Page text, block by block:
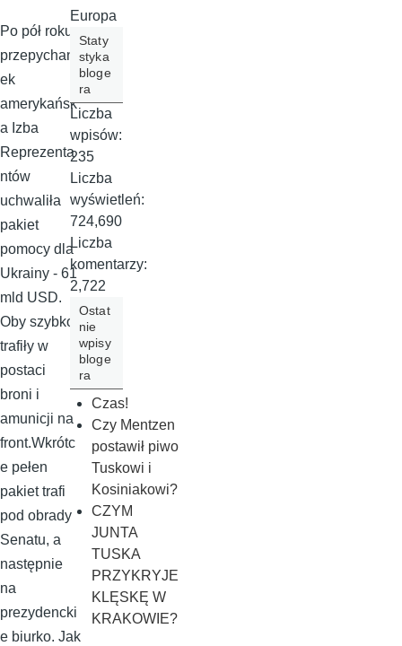
Po pół roku
przepychan
ek
amerykańsk
a Izba
Reprezenta
ntów
uchwaliła
pakiet
pomocy dla
Ukrainy - 61
mld USD.
Oby szybko
trafiły w
postaci
broni i
amunicji na
front.Wkrótc
e pełen
pakiet trafi
pod obrady
Senatu, a
następnie
na
prezydencki
e biurko. Jak
Europa
Staty
styka
bloge
ra
Liczba
wpisów:
235
Liczba
wyświetleń:
724,690
Liczba
komentarzy:
2,722
Ostat
nie
wpisy
bloge
ra
Czas!
Czy Mentzen
postawił piwo
Tuskowi i
Kosiniakowi?
CZYM
JUNTA
TUSKA
PRZYKRYJE
KLĘSKĘ W
KRAKOWIE?